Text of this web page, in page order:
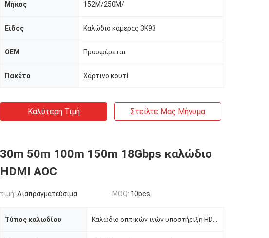
Μήκος 152M/250M/
Είδος Καλώδιο κάμερας 3K93
OEM Προσφέρεται
Πακέτο Χάρτινο κουτί
Καλύτερη Τιμή Στείλτε Μας Μήνυμα
30m 50m 100m 150m 18Gbps καλώδιο
HDMI AOC
τιμή: Διαπραγματεύσιμα MOQ: 10pcs
Τύπος καλωδίου